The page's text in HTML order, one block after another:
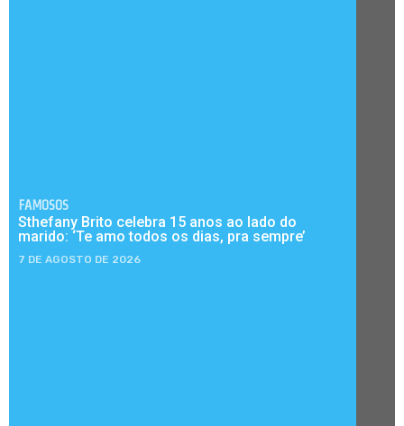
FAMOSOS
Sthefany Brito celebra 15 anos ao lado do
marido: ‘Te amo todos os dias, pra sempre’
7 DE AGOSTO DE 2026